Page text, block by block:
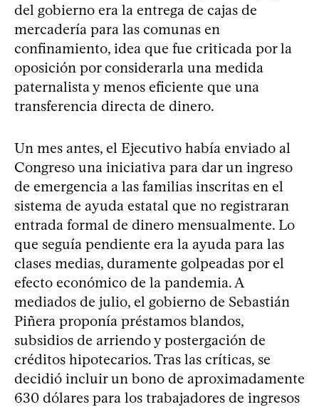
del gobierno era la entrega de cajas de
mercadería para las comunas en
confinamiento, idea que fue criticada por la
oposición por considerarla una medida
paternalista y menos eficiente que una
transferencia directa de dinero.
Un mes antes, el Ejecutivo había enviado al
Congreso una iniciativa para dar un ingreso
de emergencia a las familias inscritas en el
sistema de ayuda estatal que no registraran
entrada formal de dinero mensualmente. Lo
que seguía pendiente era la ayuda para las
clases medias, duramente golpeadas por el
efecto económico de la pandemia. A
mediados de julio, el gobierno de Sebastián
Piñera proponía préstamos blandos,
subsidios de arriendo y postergación de
créditos hipotecarios. Tras las críticas, se
decidió incluir un bono de aproximadamente
630 dólares para los trabajadores de ingresos